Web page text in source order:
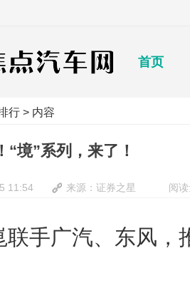
首页
行 > 内容
境”系列，来了！
11:54 来源：证券之星 阅
联手广汽、东风，